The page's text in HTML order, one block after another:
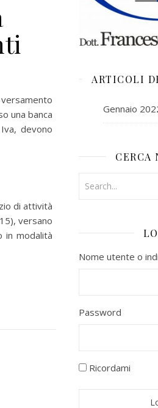
una banca
devono
di attività
versano
in modalità
ARTICOLI
Gennaio
CERCA
Nome utente o
Password
Ricordami